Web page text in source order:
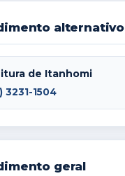
alternativo
de Itanhomi
3231-1504
geral